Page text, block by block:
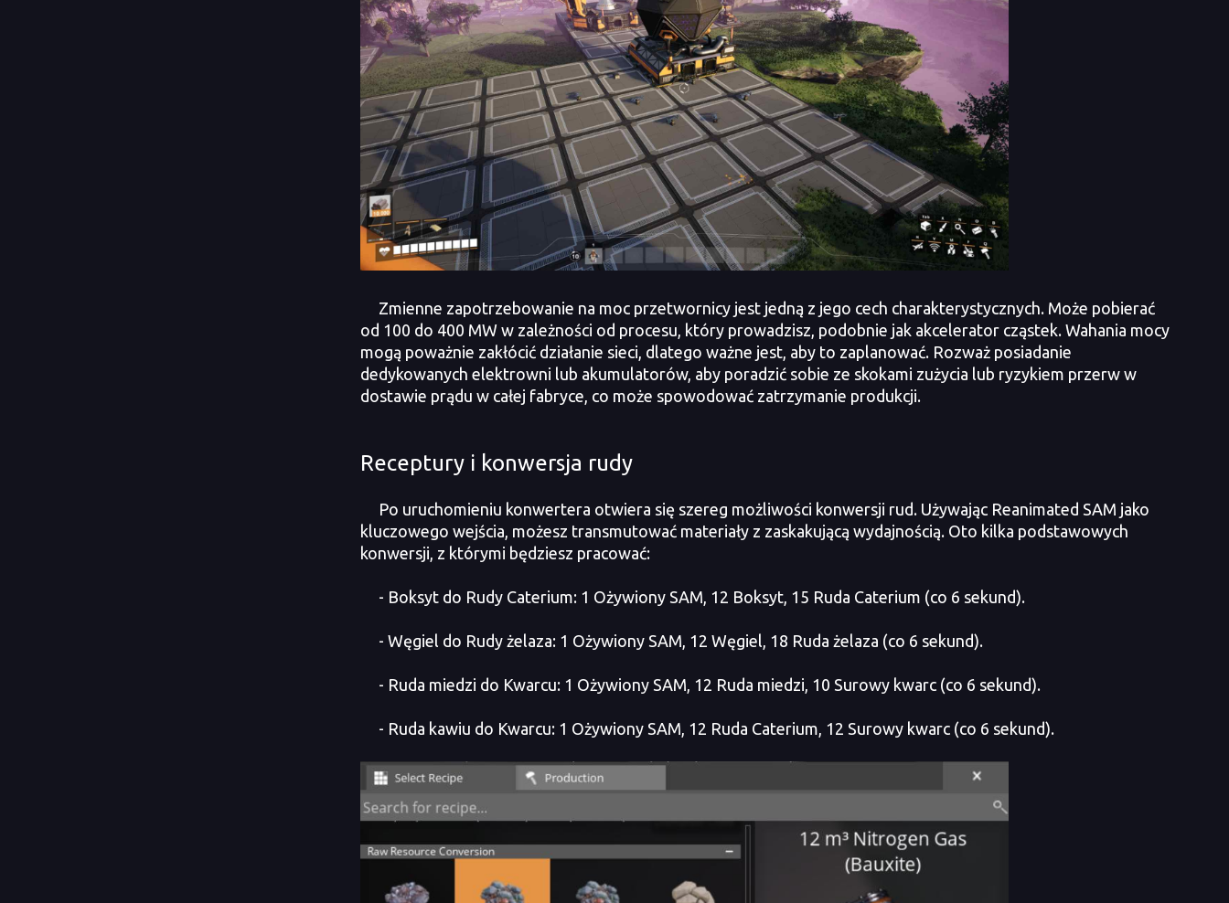
Zmienne zapotrzebowanie na moc przetwornicy jest jedną z jego cech charakterystycznych. Może pobierać
od 100 do 400 MW w zależności od procesu, który prowadzisz, podobnie jak akcelerator cząstek. Wahania mocy
mogą poważnie zakłócić działanie sieci, dlatego ważne jest, aby to zaplanować. Rozważ posiadanie
dedykowanych elektrowni lub akumulatorów, aby poradzić sobie ze skokami zużycia lub ryzykiem przerw w
dostawie prądu w całej fabryce, co może spowodować zatrzymanie produkcji.
Receptury i konwersja rudy
Po uruchomieniu konwertera otwiera się szereg możliwości konwersji rud. Używając Reanimated SAM jako
kluczowego wejścia, możesz transmutować materiały z zaskakującą wydajnością. Oto kilka podstawowych
konwersji, z którymi będziesz pracować:
- Boksyt do Rudy Caterium: 1 Ożywiony SAM, 12 Boksyt, 15 Ruda Caterium (co 6 sekund).
- Węgiel do Rudy żelaza: 1 Ożywiony SAM, 12 Węgiel, 18 Ruda żelaza (co 6 sekund).
- Ruda miedzi do Kwarcu: 1 Ożywiony SAM, 12 Ruda miedzi, 10 Surowy kwarc (co 6 sekund).
- Ruda kawiu do Kwarcu: 1 Ożywiony SAM, 12 Ruda Caterium, 12 Surowy kwarc (co 6 sekund).